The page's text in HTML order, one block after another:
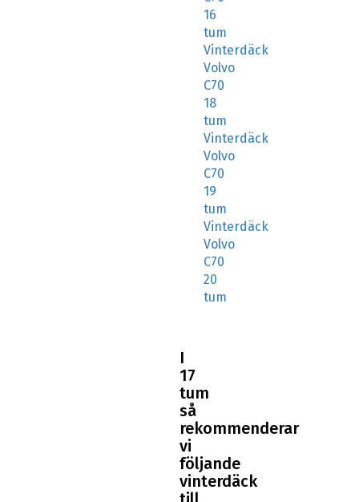
16
tum
Vinterdäck
Volvo
C70
18
tum
Vinterdäck
Volvo
C70
19
tum
Vinterdäck
Volvo
C70
20
tum
I
17
tum
så
rekommenderar
vi
följande
vinterdäck